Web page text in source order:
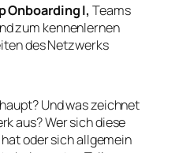
Onboarding I, Teams
zum kennenlernen
des Netzwerks
Und was zeichnet
aus? Wer sich diese
oder sich allgemein